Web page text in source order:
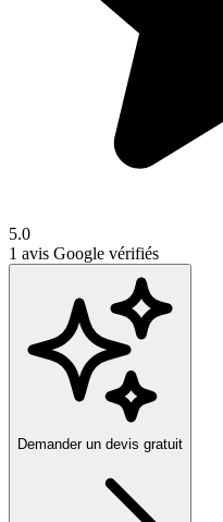
5.0
1 avis Google vérifiés
Demander un devis gratuit